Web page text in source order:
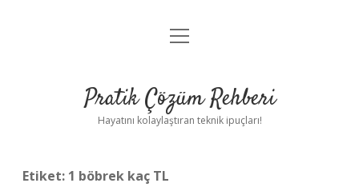
Anasayfa
Yasal Uyarı
menüyü
Pratik Çözüm Rehberi
Hayatını kolaylaştıran teknik ipuçları!
Etiket: 1 böbrek kaç TL